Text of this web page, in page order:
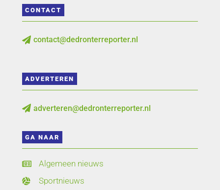
CONTACT
 contact@dedronterreporter.nl
ADVERTEREN
 adverteren@dedronterreporter.nl
GA NAAR
 Algemeen nieuws
 Sportnieuws